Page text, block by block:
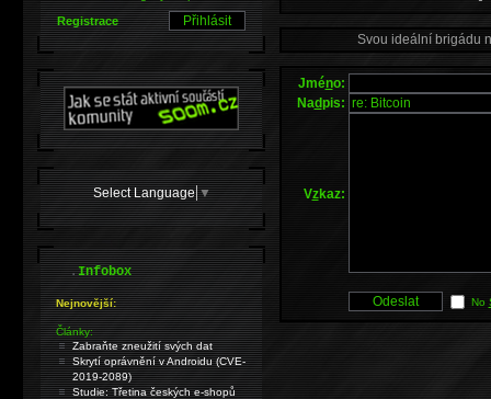
Svou ideální brigádu
Jméno:
Nadpis:
Vzkaz:
No
Registrace
Select Language ▼
.Infobox
Nejnovější:
Články:
Zabraňte zneužití svých dat
Skrytí oprávnění v Androidu (CVE-
2019-2089)
Studie: Třetina českých e-shopů